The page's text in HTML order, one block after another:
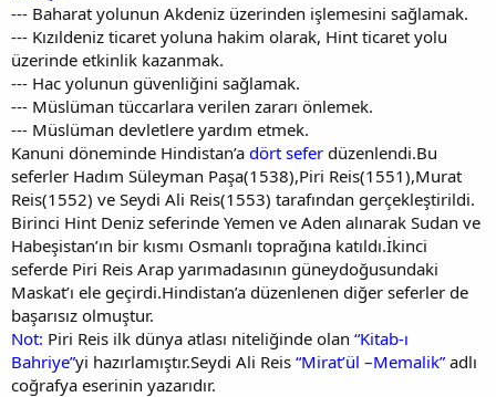
--- Baharat yolunun Akdeniz üzerinden işlemesini sağlamak.
--- Kızıldeniz ticaret yoluna hakim olarak, Hint ticaret yolu
üzerinde etkinlik kazanmak.
--- Hac yolunun güvenliğini sağlamak.
--- Müslüman tüccarlara verilen zararı önlemek.
--- Müslüman devletlere yardım etmek.
Kanuni döneminde Hindistan’a dört sefer düzenlendi.Bu
seferler Hadım Süleyman Paşa(1538),Piri Reis(1551),Murat
Reis(1552) ve Seydi Ali Reis(1553) tarafından gerçekleştirildi.
Birinci Hint Deniz seferinde Yemen ve Aden alınarak Sudan ve
Habeşistan’ın bir kısmı Osmanlı toprağına katıldı.İkinci
seferde Piri Reis Arap yarımadasının güneydoğusundaki
Maskat’ı ele geçirdi.Hindistan’a düzenlenen diğer seferler de
başarısız olmuştur.
Not: Piri Reis ilk dünya atlası niteliğinde olan “Kitab-ı
Bahriye”yi hazırlamıştır.Seydi Ali Reis “Mirat’ül –Memalik” adlı
coğrafya eserinin yazarıdır.